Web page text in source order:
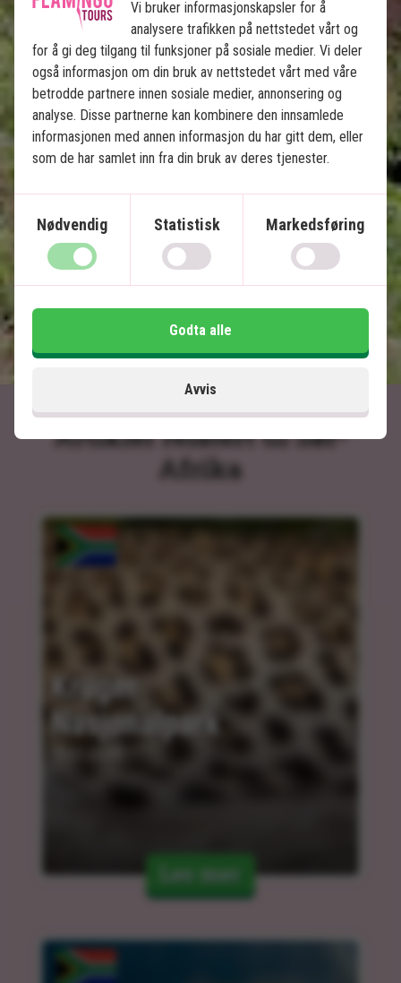
5 netter på Lamai Safari Lodges med
fullpensjon
5 netter på Zanzibar på 4-stjernet hotell
Game Drives i Lamai Safaris private "Big
Five"-område
Piknik og game drive ved Oliphant River
Avslapping og eventyr på Zanzibar
og 2024
Inkludert i prisen
14 dager
32.995
Artikler relatert til Sør-
Afrika
Kruger
Nasjonalpark
Les mer
Vi bruker informasjonskapsler for å
analysere trafikken på nettstedet vårt og
for å gi deg tilgang til funksjoner på sosiale medier. Vi deler
også informasjon om din bruk av nettstedet vårt med våre
betrodde partnere innen sosiale medier, annonsering og
analyse. Disse partnerne kan kombinere den innsamlede
informasjonen med annen informasjon du har gitt dem, eller
som de har samlet inn fra din bruk av deres tjenester.
Nødvendig Statistisk Markedsføring
Avvis
Godta alle